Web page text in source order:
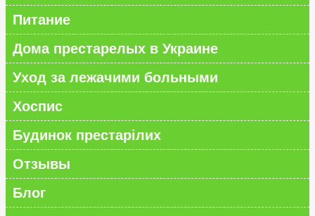
Питание
Дома престарелых в Украине
Уход за лежачими больными
Хоспис
Будинок престарілих
Отзывы
Блог